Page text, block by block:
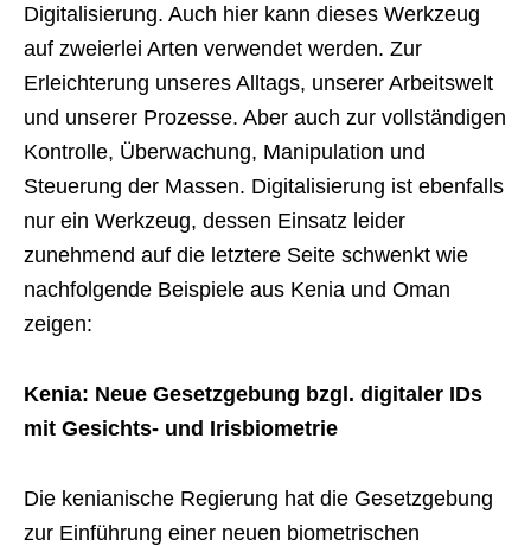
Digitalisierung. Auch hier kann dieses Werkzeug
auf zweierlei Arten verwendet werden. Zur
Erleichterung unseres Alltags, unserer Arbeitswelt
und unserer Prozesse. Aber auch zur vollständigen
Kontrolle, Überwachung, Manipulation und
Steuerung der Massen. Digitalisierung ist ebenfalls
nur ein Werkzeug, dessen Einsatz leider
zunehmend auf die letztere Seite schwenkt wie
nachfolgende Beispiele aus Kenia und Oman
zeigen:
Kenia: Neue Gesetzgebung bzgl. digitaler IDs
mit Gesichts- und Irisbiometrie
Die kenianische Regierung hat die Gesetzgebung
zur Einführung einer neuen biometrischen